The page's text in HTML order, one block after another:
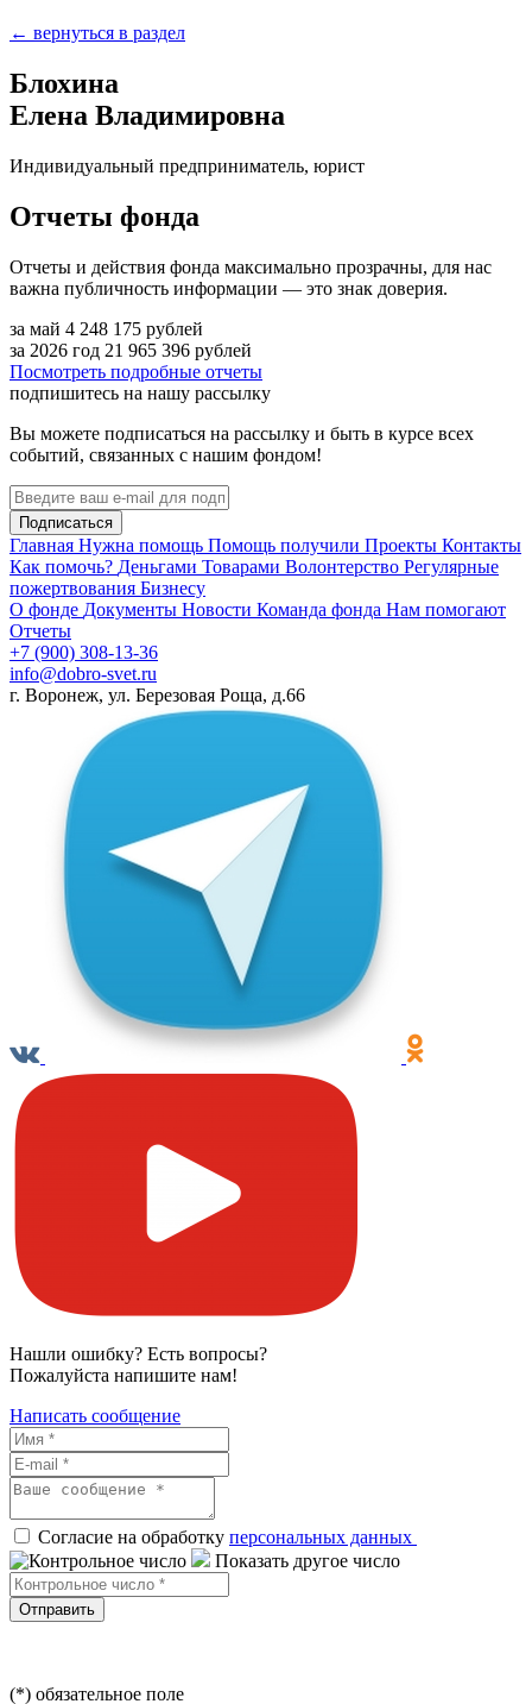
← вернуться в раздел
Блохина
Елена Владимировна
Индивидуальный предприниматель, юрист
Отчеты фонда
Отчеты и действия фонда максимально прозрачны, для нас
важна публичность информации — это знак доверия.
за май 4 248 175 рублей
за 2026 год 21 965 396 рублей
Посмотреть подробные отчеты
подпишитесь на нашу рассылку
Вы можете подписаться на рассылку и быть в курсе всех
событий, связанных с нашим фондом!
Подписаться
Главная Нужна помощь Помощь получили Проекты Контакты
Как помочь? Деньгами Товарами Волонтерство Регулярные
пожертвования Бизнесу
О фонде Документы Новости Команда фонда Нам помогают
Отчеты
+7 (900) 308-13-36
info@dobro-svet.ru
г. Воронеж, ул. Березовая Роща, д.66
Нашли ошибку? Есть вопросы?
Пожалуйста напишите нам!
Написать сообщение
Согласие на обработку персональных данных
Показать другое число
Отправить
(*) обязательное поле